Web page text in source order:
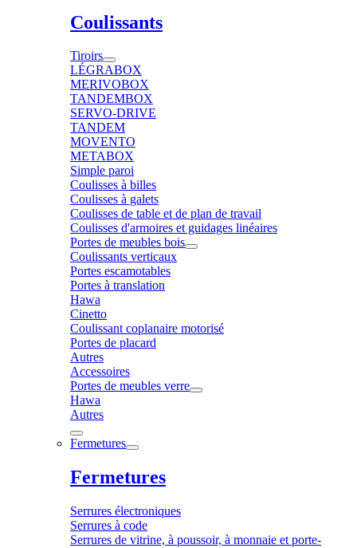
Coulissants
Tiroirs
LÉGRABOX
MERIVOBOX
TANDEMBOX
SERVO-DRIVE
TANDEM
MOVENTO
METABOX
Simple paroi
Coulisses à billes
Coulisses à galets
Coulisses de table et de plan de travail
Coulisses d'armoires et guidages linéaires
Portes de meubles bois
Coulissants verticaux
Portes escamotables
Portes à translation
Hawa
Cinetto
Coulissant coplanaire motorisé
Portes de placard
Autres
Accessoires
Portes de meubles verre
Hawa
Autres
Fermetures
Fermetures
Serrures électroniques
Serrures à code
Serrures de vitrine, à poussoir, à monnaie et porte-